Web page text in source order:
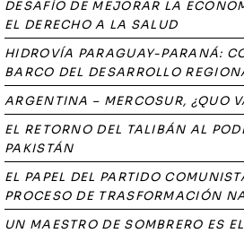
DESAFÍO DE MEJORAR LA
EL DERECHO A LA SALUD
HIDROVÍA PARAGUAY-PARANÁ:
BARCO DEL DESARROLLO
ARGENTINA – MERCOSUR, ¿QUO
EL RETORNO DEL TALIBÁN AL
PAKISTÁN
EL PAPEL DEL PARTIDO
PROCESO DE TRASFORMACIÓN
UN MAESTRO DE SOMBRERO ES